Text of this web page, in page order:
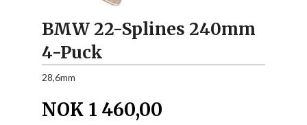
BMW 22-Splines 240mm
4-Puck
28,6mm
NOK 1 460,00